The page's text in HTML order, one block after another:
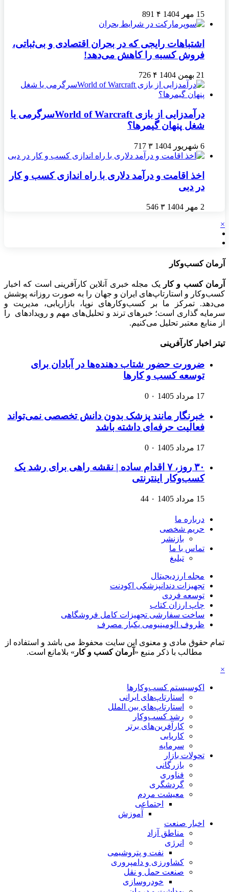
15 مهر 1404 ۴ 891
اشتباهات رایجی که در بحران اقتصادی و بی‌ثباتی،
فروش کسبه را کاهش می‌دهد!
21 بهمن 1404 ۴ 726
درآمدزایی از بازی World of Warcraftسرگرمی یا
شغل پنهان گیمرها؟
6 شهریور 1404 ۳ 717
اخذ اقامت و درآمد دلاری با راه اندازی کسب و کار
در دبی
2 مهر 1404 ۳ 546
×
آرمان کسب‌وکار
آرمان کسب و کار
یک مجله خبری آنلاین کارآفرینی است که اخبار
کسب‌وکار و استارتاپ‌های ایران و جهان را به صورت روزانه پوشش
می‌دهد. تمرکز ما بر کسب‌وکارهای نوپا، بازاریابی، مدیریت و
سرمایه گذاری است؛ خبرهای ترند و تحلیل‌های مهم و رویدادهای را
از منابع معتبر تحلیل می‌کنیم.
تیتر اخبار کارآفرینی
ضرورت حضور شتاب ‌دهنده‌ها در آبادان برای
توسعه کسب‌ و کارها
17 مرداد 1405 ۰ 0
خبرنگار مانند پزشک بدون دانش تخصصی نمی‌تواند
فعالیت حرفه‌ای داشته باشد
17 مرداد 1405 ۰ 0
۳۰ روز، ۷ اقدام ساده | نقشه راهی برای رشد یک
کسب‌وکار اینترنتی
15 مرداد 1405 ۰ 44
درباره ما
حریم شخصی
بازنشر
تماس با ما
تبلیغ
مجله ارزدیجیتال
تجهیزات دندانپزشکی اکودنت
توسعه فردی
چاپ ارزان کتاب
ساخت سفارشی تجهیزات کامل فروشگاهی
ظروف الومینیومی یکبار مصرف
تمام حقوق مادی و معنوی این سایت محفوظ می باشد و استفاده از
مطالب با ذکر منبع « آرمان کسب و کار » بلامانع است.
×
اکوسیستم کسب‌وکارها
استارتاپ‌های ایرانی
استارتاپ‌های بین الملل
رشد کسب‌وکار
کارآفرین‌های برتر
کاریابی
سرمایه
تحولات بازار
بازرگانی
فناوری
گردشگری
معیشت مردم
اجتماعی
آموزش
اخبار صنعت
مناطق آزاد
انرژی
نفت و پتروشیمی
کشاورزی و دامپروری
صنعت حمل و نقل
خودروسازی